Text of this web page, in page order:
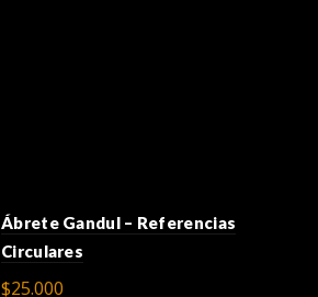
Ábrete Gandul – Referencias
Circulares
$25.000